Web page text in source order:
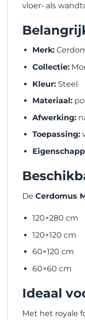
vloer- als
Merk:
Collectie:
Kleur:Steel
Materiaal:
Afwerking:
Toepassing:
De Cerdomus
120×280 cm
120×120 cm
60×120 cm
60×60 cm
Ideaal
Met het royale